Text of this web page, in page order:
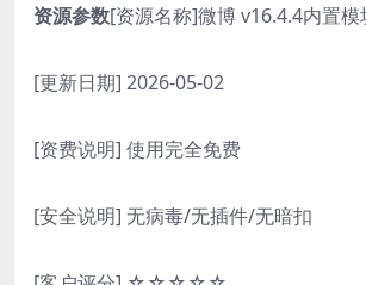
资源参数[资源名称]微博 v16.4.4内置模
[更新日期] 2026-05-02
[资费说明] 使用完全免费
[安全说明] 无病毒/无插件/无暗扣